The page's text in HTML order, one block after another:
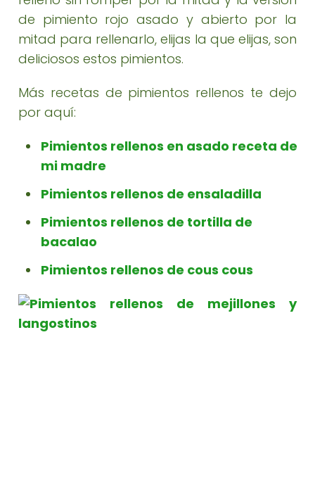
de pimiento rojo asado y abierto por la
mitad para rellenarlo, elijas la que elijas, son
deliciosos estos pimientos.
Más recetas de pimientos rellenos te dejo
por aquí:
Pimientos rellenos en asado receta de
mi madre
Pimientos rellenos de ensaladilla
Pimientos rellenos de tortilla de
bacalao
Pimientos rellenos de cous cous